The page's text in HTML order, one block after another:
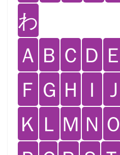
わ
Ａ Ｂ Ｃ Ｄ Ｅ
Ｆ Ｇ Ｈ Ｉ Ｊ
Ｋ Ｌ Ｍ Ｎ Ｏ